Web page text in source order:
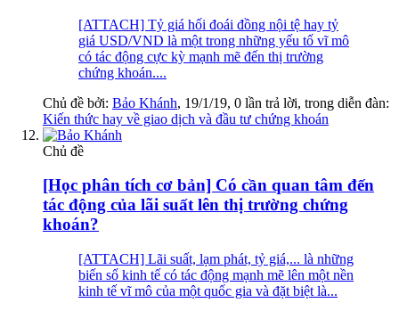
[ATTACH] Tỷ giá hối đoái đồng nội tệ hay tỷ
giá USD/VND là một trong những yếu tố vĩ mô
có tác động cực kỳ mạnh mẽ đến thị trường
chứng khoán....
Chủ đề bởi: Bảo Khánh, 19/1/19, 0 lần trả lời, trong diễn đàn:
Kiến thức hay về giao dịch và đầu tư chứng khoán
Chủ đề
[Học phân tích cơ bản] Có cần quan tâm đến
tác động của lãi suất lên thị trường chứng
khoán?
[ATTACH] Lãi suất, lạm phát, tỷ giá,... là những
biến số kinh tế có tác động mạnh mẽ lên một nền
kinh tế vĩ mô của một quốc gia và đặt biệt là...